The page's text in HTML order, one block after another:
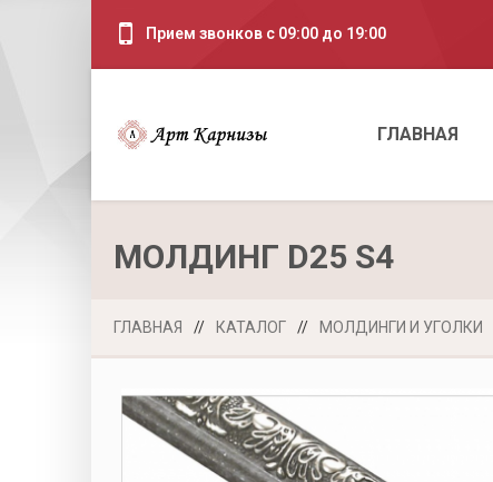
Прием звонков с 09:00 до 19:00
ГЛАВНАЯ
МОЛДИНГ D25 S4
ГЛАВНАЯ // КАТАЛОГ // МОЛДИНГИ И УГОЛКИ